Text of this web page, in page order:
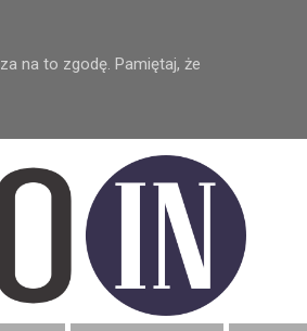
na to zgodę. Pamiętaj, że